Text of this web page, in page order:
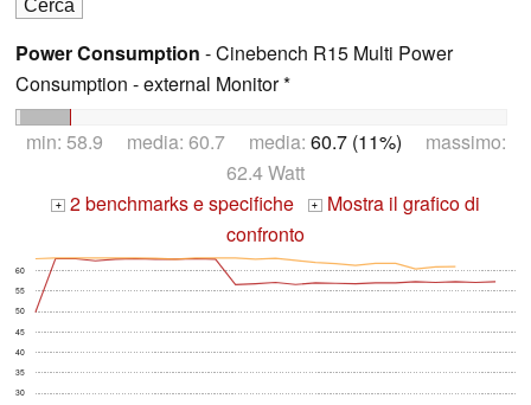
Power Consumption - Cinebench R15 Multi Power
Consumption - external Monitor *
min: 58.9 media: 60.7 media: 60.7 (11%) massimo:
62.4 Watt
+ 2 benchmarks e specifiche + Mostra il grafico di
confronto
30
35
40
45
50
55
60